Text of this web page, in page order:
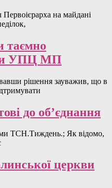
Первоієрарха на майдані
таємно
УПЦ МП
рішення зауважив, що в
до об’єднання
ТСН.Тиждень.; Як відомо,
церкви